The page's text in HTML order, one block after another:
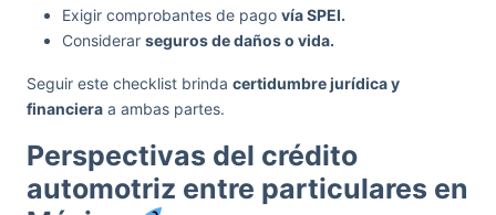
Exigir comprobantes de pago vía SPEI.
Considerar seguros de daños o vida.
Seguir este checklist brinda certidumbre jurídica y
financiera a ambas partes.
Perspectivas del crédito
automotriz entre particulares en